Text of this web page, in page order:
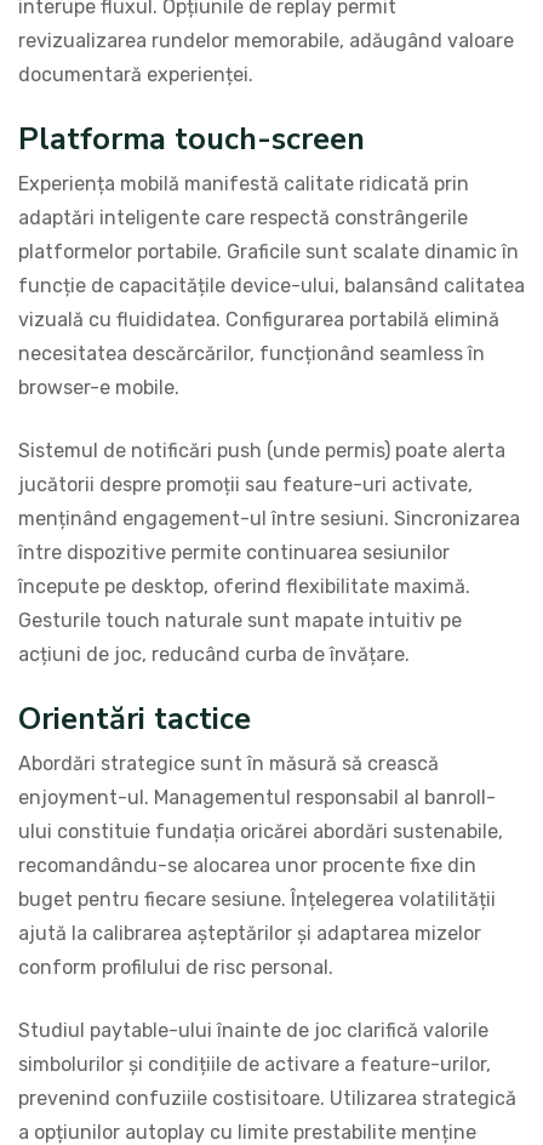
interupe fluxul. Opțiunile de replay permit
revizualizarea rundelor memorabile, adăugând valoare
documentară experienței.
Platforma touch-screen
Experiența mobilă manifestă calitate ridicată prin
adaptări inteligente care respectă constrângerile
platformelor portabile. Graficile sunt scalate dinamic în
funcție de capacitățile device-ului, balansând calitatea
vizuală cu fluididatea. Configurarea portabilă elimină
necesitatea descărcărilor, funcționând seamless în
browser-e mobile.
Sistemul de notificări push (unde permis) poate alerta
jucătorii despre promoții sau feature-uri activate,
menținând engagement-ul între sesiuni. Sincronizarea
între dispozitive permite continuarea sesiunilor
începute pe desktop, oferind flexibilitate maximă.
Gesturile touch naturale sunt mapate intuitiv pe
acțiuni de joc, reducând curba de învățare.
Orientări tactice
Abordări strategice sunt în măsură să crească
enjoyment-ul. Managementul responsabil al banroll-
ului constituie fundația oricărei abordări sustenabile,
recomandându-se alocarea unor procente fixe din
buget pentru fiecare sesiune. Înțelegerea volatilității
ajută la calibrarea așteptărilor și adaptarea mizelor
conform profilului de risc personal.
Studiul paytable-ului înainte de joc clarifică valorile
simbolurilor și condițiile de activare a feature-urilor,
prevenind confuziile costisitoare. Utilizarea strategică
a opțiunilor autoplay cu limite prestabilite menține